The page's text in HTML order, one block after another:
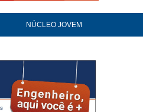
NÚCLEO JOVEM